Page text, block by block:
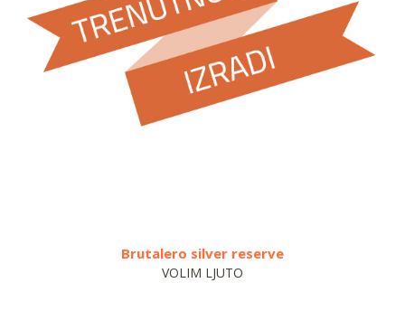
Brutalero silver reserve